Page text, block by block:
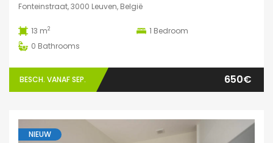
Fonteinstraat, 3000 Leuven, België
13 m2 1 Bedroom
0 Bathrooms
BESCH. VANAF SEP. 650€
NIEUW